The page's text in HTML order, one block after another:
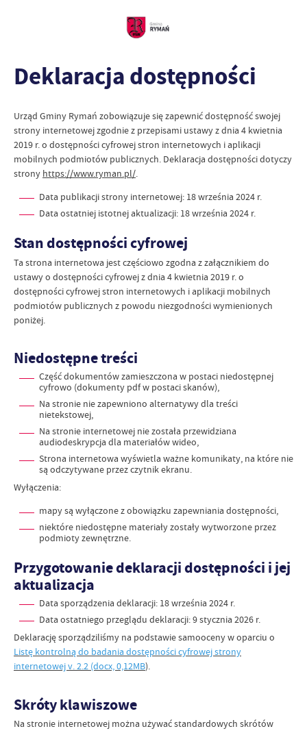
Deklaracja dostępności
Urząd Gminy Rymań zobowiązuje się zapewnić dostępność swojej
strony internetowejzgodnie z przepisami ustawy z dnia 4 kwietnia
2019 r. o dostępności cyfrowej stron internetowych i aplikacji
mobilnych podmiotów publicznych. Deklaracja dostępności dotyczy
strony https://www.ryman.pl/.
Data publikacji strony internetowej: 18 września 2024 r.
Data ostatniej istotnej aktualizacji: 18 września 2024 r.
Stan dostępności cyfrowej
Ta strona internetowa jest częściowo zgodna z załącznikiem do
ustawy o dostępności cyfrowej z dnia 4 kwietnia 2019 r. o
dostępności cyfrowej stron internetowych i aplikacji mobilnych
podmiotów publicznych z powodu niezgodności wymienionych
poniżej.
Niedostępne treści
Część dokumentów zamieszczona w postaci niedostępnej
cyfrowo (dokumenty pdf w postaci skanów),
Na stronie nie zapewniono alternatywy dla treści
nietekstowej,
Na stronie internetowej nie została przewidziana
audiodeskrypcja dla materiałów wideo,
Strona internetowa wyświetla ważne komunikaty, na które nie
są odczytywane przez czytnik ekranu.
Wyłączenia:
mapy są wyłączone z obowiązku zapewniania dostępności,
niektóre niedostępne materiały zostały wytworzone przez
podmioty zewnętrzne.
Przygotowanie deklaracji dostępności i jej
aktualizacja
Data sporządzenia deklaracji: 18 września 2024 r.
Data ostatniego przeglądu deklaracji:9 stycznia 2026 r.
Deklarację sporządziliśmy na podstawie samooceny w oparciu o
Listę kontrolną do badania dostępności cyfrowej strony
internetowej v. 2.2 (docx, 0,12MB).
Skróty klawiszowe
Na stronie internetowej można używać standardowych skrótów